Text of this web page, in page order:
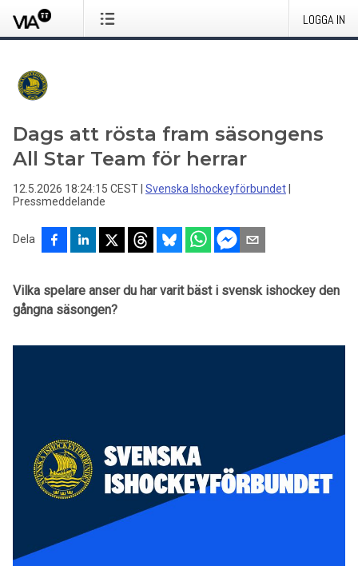
LOGGA IN
Dags att rösta fram säsongens
All Star Team för herrar
12.5.2026 18:24:15 CEST Svenska Ishockeyförbundet
Pressmeddelande
Dela
Vilka spelare anser du har varit bäst i svensk ishockey den
gångna säsongen?